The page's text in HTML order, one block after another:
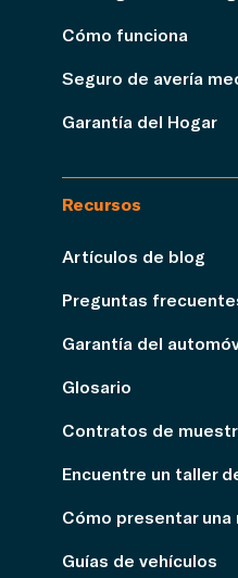
Cómo funciona
Seguro de avería
Garantía del Hogar
Recursos
Artículos de blog
Preguntas
Garantía del
Glosario
Contratos de
Encuentre un taller
Cómo presentar una
Guías de vehículos